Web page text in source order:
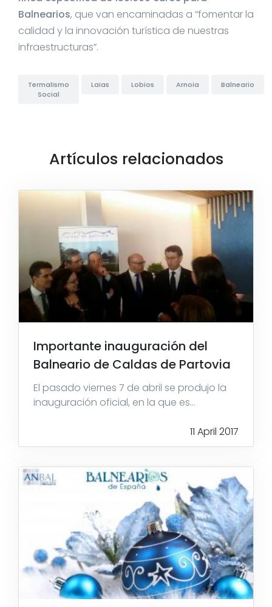
Balnearios, que van encaminadas a “fomentar la
calidad y la innovación turística de nuestras
infraestructuras”.
Termalismo
Social
Laias Lobios Arnoia Balneario
Artículos relacionados
Importante inauguración del
Balneario de Caldas de Partovia
El pasado viernes 7 de abril se produjo la
inauguración oficial, en la que es...
11 April 2017